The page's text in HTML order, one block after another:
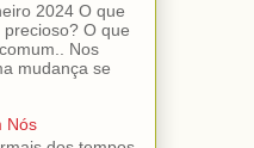
2024 O que
O que
Nos
mudança se
Nós